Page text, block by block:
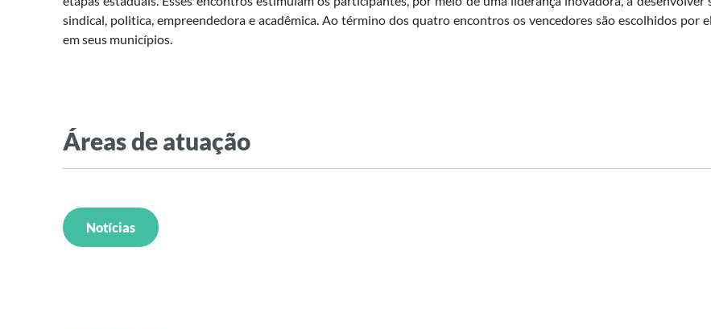
sindical, politica, empreendedora e acadêmica. Ao término dos quatro encontros os vencedores são escolhidos por
em seus municípios.
Áreas de atuação
Notícias